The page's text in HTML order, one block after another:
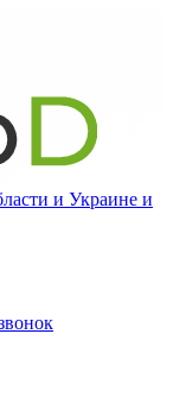
и Украине и